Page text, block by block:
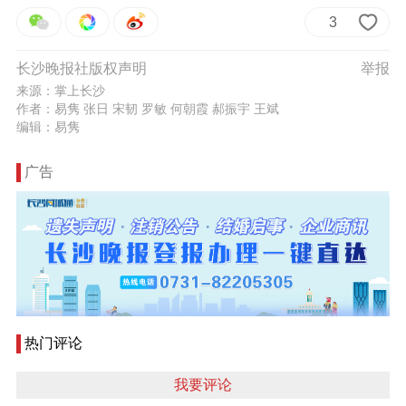
3
举报
长沙晚报社版权声明
来源：掌上长沙
作者：易隽 张日 宋韧 罗敏 何朝霞 郝振宇 王斌
编辑：易隽
广告
热门评论
我要评论